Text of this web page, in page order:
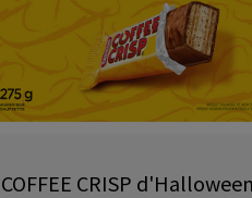
COFFEE CRISP